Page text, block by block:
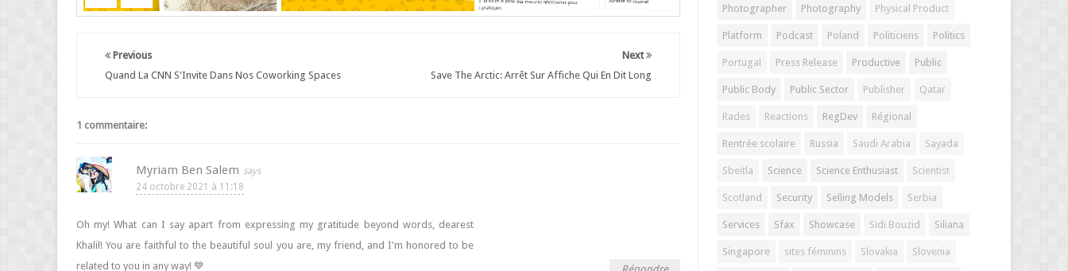
Next
Save The Arctic: Arrêt Sur Affiche Qui En Dit Long
Previous
Quand La CNN S'Invite Dans Nos Coworking Spaces
1 commentaire:
Myriam Ben Salem
24 octobre 2021 à 11:18
Oh my! What can I say apart from expressing my gratitude beyond words, dearest
Khalil! You are faithful to the beautiful soul you are, my friend, and I'm honored to be
related to you in any way! 💙
Photographer Photography Physical Product
Platform Podcast Poland Politiciens Politics
Portugal Press Release Productive Public
Public Body Public Sector Publisher Qatar
Rades Reactions RegDev Régional
Rentrée scolaire Russia Saudi Arabia Sayada
Sbeitla Science Science Enthusiast Scientist
Scotland Security Selling Models Serbia
Services Sfax Showcase Sidi Bouzid Siliana
Singapore sites féminins Slovakia Slovenia